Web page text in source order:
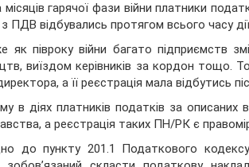
місяців гарячої фази війни платники
з ПДВ відбувались протягом всього часу
як півроку війни багато підприємств
виїздом керівників за кордон тощо.
а її реєстрація мала відбутись
в діях платників податків за
а реєстрація таких ПН/РК є
до пункту 201.1 Податкового